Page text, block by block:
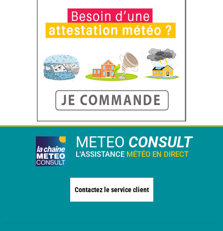
METEO CONSULT
L'ASSISTANCE MÉTÉO EN DIRECT
Contactez le service client